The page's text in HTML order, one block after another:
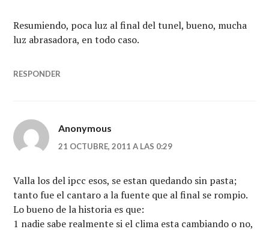
Resumiendo, poca luz al final del tunel, bueno, mucha
luz abrasadora, en todo caso.
RESPONDER
Anonymous
21 OCTUBRE, 2011 A LAS 0:29
Valla los del ipcc esos, se estan quedando sin pasta;
tanto fue el cantaro a la fuente que al final se rompio.
Lo bueno de la historia es que:
1 nadie sabe realmente si el clima esta cambiando o no,